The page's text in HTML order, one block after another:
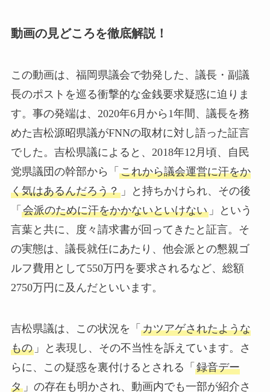
動画の見どころを徹底解説！
この動画は、福岡県議会で勃発した、議長・副議
長のポストを巡る衝撃的な金銭要求疑惑に迫りま
す。事の発端は、2020年6月から1年間、議長を務
めた吉松源昭県議がFNNの取材に対し語った証言
でした。吉松県議によると、2018年12月頃、自民
党県議団の幹部から「 これから議会運営に汗をか
く気はあるんだろう？」と持ちかけられ、その後
「 会派のために汗をかかないといけない」という
言葉と共に、度々請求書が回ってきたと証言。そ
の実態は、議長就任にあたり、他会派との懇親ゴ
ルフ費用として550万円を要求されるなど、総額
2750万円に及んだといいます。
吉松県議は、この状況を「 カツアゲされたような
もの」と表現し、その不当性を訴えています。さ
らに、この疑惑を裏付けるとされる「 録音デー
タ」の存在も明かされ、動画内でも一部が紹介さ